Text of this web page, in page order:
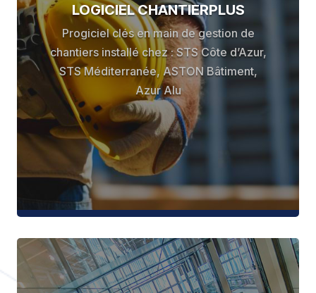
LOGICIEL CHANTIERPLUS
Progiciel clés en main de gestion de
chantiers installé chez : STS Côte d’Azur,
STS Méditerranée, ASTON Bâtiment,
Azur Alu